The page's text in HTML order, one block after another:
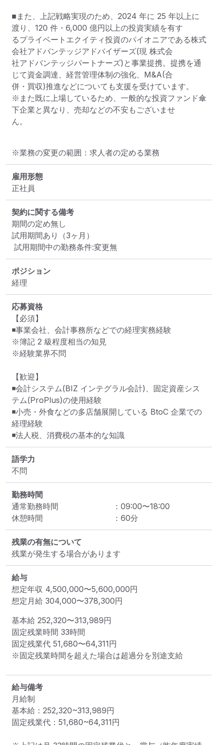
■また、上記戦略実現のため、2024 年に 25 年以上に
渡り、120 件・6,000 億円以上の投資実績を有す
るプライベートエクイティ投資のパイオニアである株式
会社アドバンテッジアドバイザーズ(現 株式会
社アドバンテッジパートナーズ)と事業提携。提携を通
じて資金調達、経営管理体制の強化、M&A(合
併・買収)推進などについても支援を受けています。
※また既に上場しているため、一般的な投資ファンド傘
下企業と異なり、売却などの不安もございませ
ん。
※業務の変更の範囲：求人者の定める業務
雇用形態
正社員
契約に関する備考
期間の定め無し
試用期間あり（3ヶ月）
試⽤期間中の勤務条件:変更無
ポジション
経理
応募資格
【必須】
◾事業会社、会計事務所などでの経理実務経験
※簿記 2 級程度相当の知見
※経験業界不問
【歓迎】
◾会計システム(BIZ インテグラル会計)、固定資産シス
テム(ProPlus)の使用経験
◾小売・外食などの多店舗展開している BtoC 企業での
経理経験
◾法人税、消費税の基本的な知識
語学力
不問
勤務時間
通常勤務時間
： 09:00〜18:00
休憩時間
： 60分
残業の有無について
残業が発生する場合があります
給与
想定年収 4,500,000〜5,600,000円
想定月給 304,000〜378,300円
基本給 252,320〜313,989円
固定残業時間 33時間
固定残業代 51,680〜64,311円
※固定残業時間を超えた場合は超過分を別途支給
給与備考
月給制
基本給：252,320~313,989円
固定残業代：51,680~64,311円